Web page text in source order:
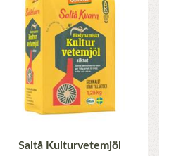
Saltå Kulturvetemjöl